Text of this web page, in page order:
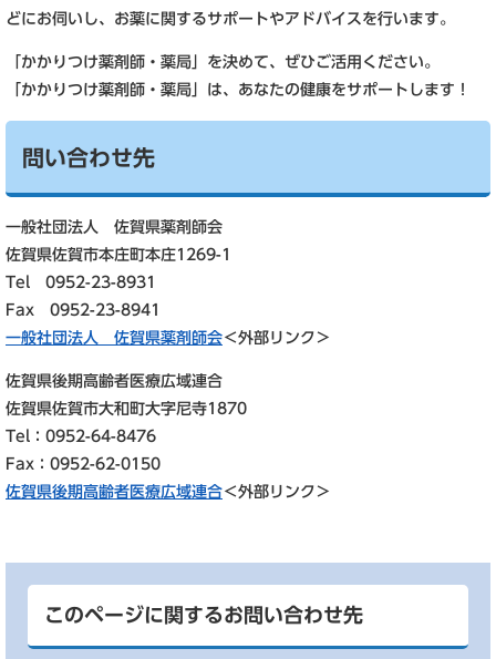
どにお伺いし、お薬に関するサポートやアドバイスを行います。
「かかりつけ薬剤師・薬局」を決めて、ぜひご活用ください。
「かかりつけ薬剤師・薬局」は、あなたの健康をサポートします！
問い合わせ先
​一般社団法人 佐賀県薬剤師会
佐賀県佐賀市本庄町本庄1269-1
Tel 0952-23-8931
Fax 0952-23-8941
一般社団法人 佐賀県薬剤師会＜外部リンク＞
​佐賀県後期高齢者医療広域連合
佐賀県佐賀市大和町大字尼寺1870
Tel：0952-64-8476
Fax：0952-62-0150
佐賀県後期高齢者医療広域連合＜外部リンク＞
このページに関するお問い合わせ先